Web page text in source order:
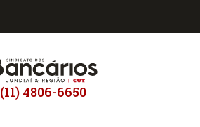
(11) 4806-6650